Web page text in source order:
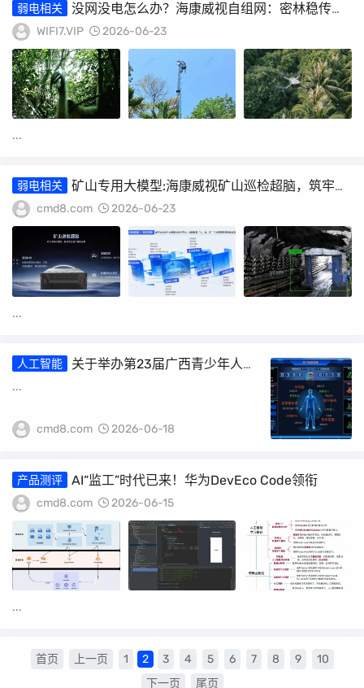
弱电相关
没网没电怎么办？海康威视自组网：密林稳传
3km，整机功耗仅6W
WIFI7.VIP 2026-06-23
...
弱电相关
矿山专用大模型:海康威视矿山巡检超脑，筑牢煤
矿反“三违”智能防线
cmd8.com 2026-06-23
...
人工智能
关于举办第23届广西青少年人工
请赛的通知
...
cmd8.com 2026-06-18
产品测评 AI“监工”时代已来！华为DevEco Code领衔
cmd8.com 2026-06-15
...
首页 上一页 1 2 3 4 5 6 7 8 9
10
下一页
尾页